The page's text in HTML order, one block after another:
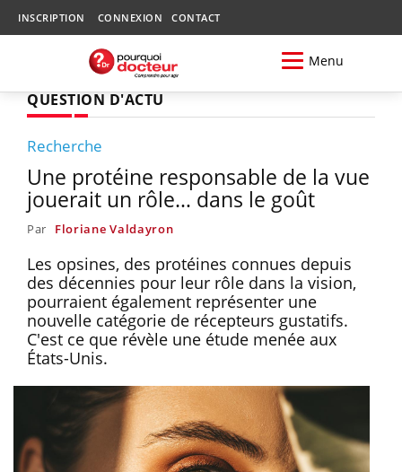
INSCRIPTION CONNEXION CONTACT
Menu
QUESTION D'ACTU
Recherche
Une protéine responsable de la vue
jouerait un rôle… dans le goût
Par Floriane Valdayron
Les opsines, des protéines connues depuis
des décennies pour leur rôle dans la vision,
pourraient également représenter une
nouvelle catégorie de récepteurs gustatifs.
C'est ce que révèle une étude menée aux
États-Unis.